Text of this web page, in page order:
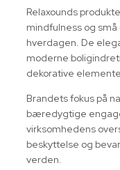
Relaxounds
mindfulness og små
hverdagen. De
moderne
dekorative
Brandets fokus på
bæredygtige
virksomhedens
beskyttelse og
verden.